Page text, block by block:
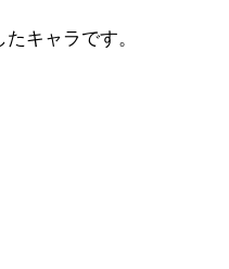
キャラです。